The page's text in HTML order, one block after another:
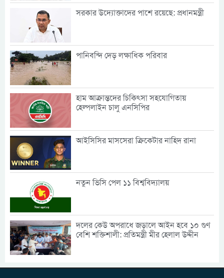
সরকার উদ্যোক্তাদের পাশে রয়েছে: প্রধানমন্ত্রী
পানিবন্দি দেড় লক্ষাধিক পরিবার
হাম আক্রান্তদের চিকিৎসা সহযোগিতায়
হেল্পলাইন চালু এনসিপির
আইসিসির মাসসেরা ক্রিকেটার নাহিদ রানা
নতুন ভিসি পেল ১১ বিশ্ববিদ্যালয়
দলের কেউ অপরাধে জড়ালে আইন হবে ১০ গুণ
বেশি শক্তিশালী: প্রতিমন্ত্রী মীর হেলাল উদ্দীন